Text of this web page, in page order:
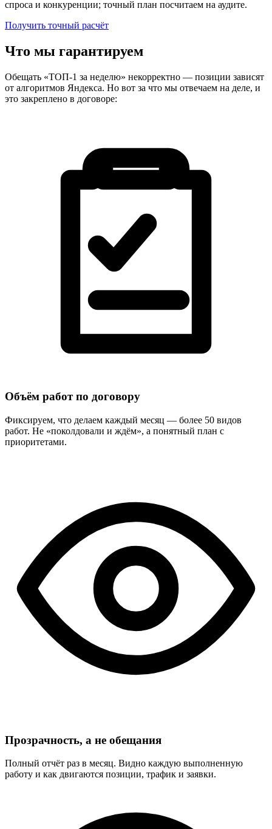
спроса и конкуренции; точный план посчитаем на аудите.
Получить точный расчёт
Что мы гарантируем
Обещать «ТОП-1 за неделю» некорректно — позиции зависят
от алгоритмов Яндекса. Но вот за что мы отвечаем на деле, и
это закреплено в договоре:
Объём работ по договору
Фиксируем, что делаем каждый месяц — более 50 видов
работ. Не «поколдовали и ждём», а понятный план с
приоритетами.
Прозрачность, а не обещания
Полный отчёт раз в месяц. Видно каждую выполненную
работу и как двигаются позиции, трафик и заявки.